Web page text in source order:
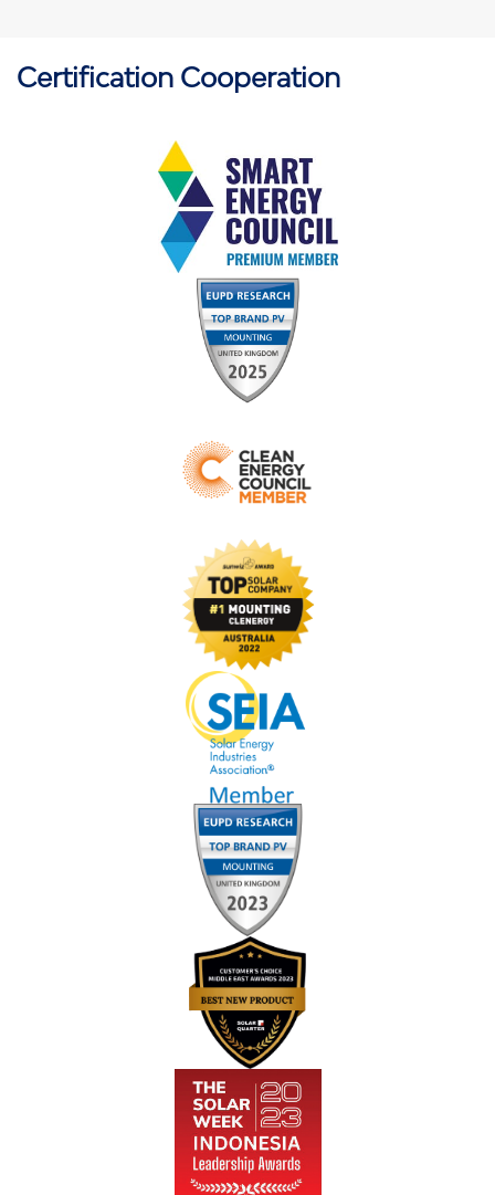
Certification Cooperation